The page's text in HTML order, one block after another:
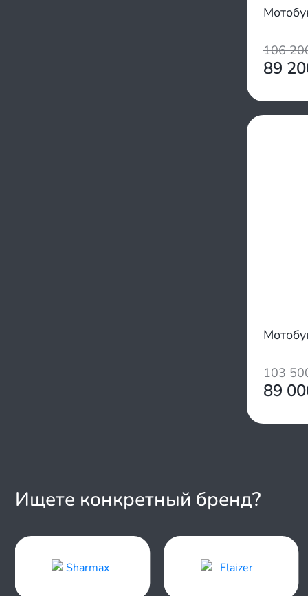
106
89
103
89
Ищете конкретный бренд?